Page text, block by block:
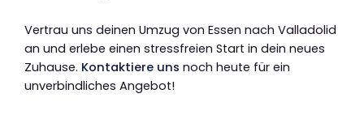
Vertrau uns deinen Umzug von Essen nach Valladolid
an und erlebe einen stressfreien Start in dein neues
Zuhause. Kontaktiere uns noch heute für ein
unverbindliches Angebot!